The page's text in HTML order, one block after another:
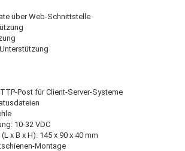
über Web-Schnittstelle
Post für Client-Server-Systeme
10-32 VDC
x B x H): 145 x 90 x 40 mm
Montage